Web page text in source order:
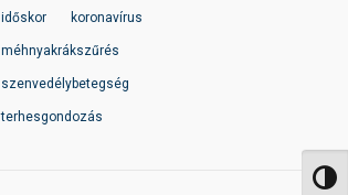
időskor koronavírus
méhnyakrákszűrés
szenvedélybetegség
terhesgondozás